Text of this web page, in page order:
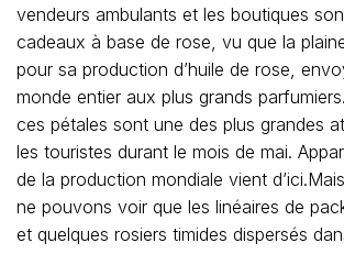
vendeurs ambulants et les boutiques
cadeaux à base de rose, vu que la
pour sa production d’huile de rose,
monde entier aux plus grands
ces pétales sont une des plus grandes
les touristes durant le mois de mai.
de la production mondiale vient
ne pouvons voir que les linéaires de
et quelques rosiers timides dispersés